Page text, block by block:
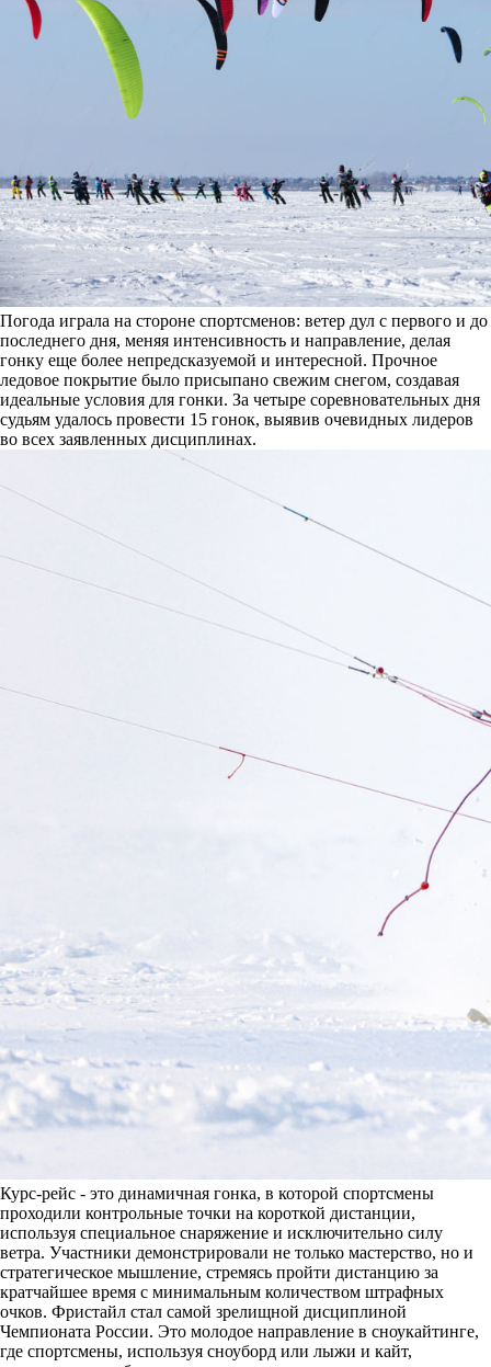
Погода играла на стороне спортсменов: ветер дул с первого и до
последнего дня, меняя интенсивность и направление, делая
гонку еще более непредсказуемой и интересной. Прочное
ледовое покрытие было присыпано свежим снегом, создавая
идеальные условия для гонки. За четыре соревновательных дня
судьям удалось провести 15 гонок, выявив очевидных лидеров
во всех заявленных дисциплинах.
Курс-рейс - это динамичная гонка, в которой спортсмены
проходили контрольные точки на короткой дистанции,
используя специальное снаряжение и исключительно силу
ветра. Участники демонстрировали не только мастерство, но и
стратегическое мышление, стремясь пройти дистанцию за
кратчайшее время с минимальным количеством штрафных
очков. Фристайл стал самой зрелищной дисциплиной
Чемпионата России. Это молодое направление в сноукайтинге,
где спортсмены, используя сноуборд или лыжи и кайт,